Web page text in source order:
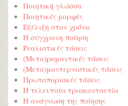
Ποιητική γλώσσα
Ποιητικές μορφές
Εξέλιξη στον χρόνο
Η σύγχρονη ποίηση
Ρεαλιστικές τάσεις
(Μετα)ρομαντικές τάσεις
(Μετα)μοντερνιστικές τάσεις
Πρωτοποριακές τάσεις
Η τελευταία τριακονταετία
Η ανάγνωση της ποίησης